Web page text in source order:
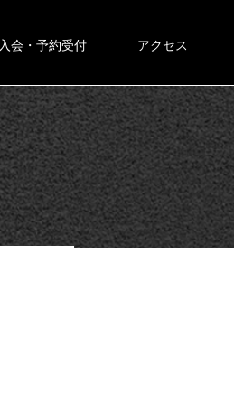
入会・予約受付 アクセス